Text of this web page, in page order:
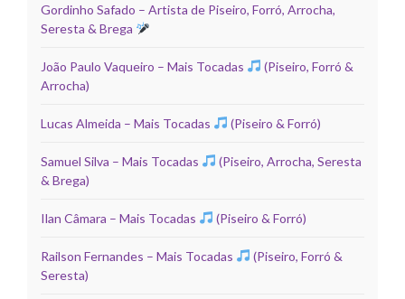
Gordinho Safado – Artista de Piseiro, Forró, Arrocha,
Seresta & Brega
João Paulo Vaqueiro – Mais Tocadas
(Piseiro, Forró &
Arrocha)
Lucas Almeida – Mais Tocadas (Piseiro & Forró)
Samuel Silva – Mais Tocadas
(Piseiro, Arrocha, Seresta
& Brega)
Ilan Câmara – Mais Tocadas (Piseiro & Forró)
Railson Fernandes – Mais Tocadas
(Piseiro, Forró &
Seresta)